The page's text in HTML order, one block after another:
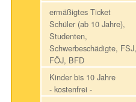
ermäßigtes Ticket
Schüler (ab 10 Jahre),
Studenten,
Schwerbeschädigte, FSJ,
FÖJ, BFD
Kinder bis 10 Jahre
- kostenfrei -